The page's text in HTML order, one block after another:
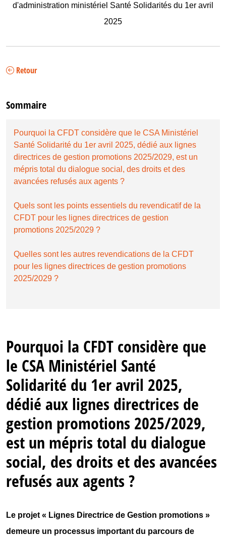
d'administration ministériel Santé Solidarités du 1er avril
2025
Retour
Sommaire
Pourquoi la CFDT considère que le CSA Ministériel
Santé Solidarité du 1er avril 2025, dédié aux lignes
directrices de gestion promotions 2025/2029, est un
mépris total du dialogue social, des droits et des
avancées refusés aux agents ?
Quels sont les points essentiels du revendicatif de la
CFDT pour les lignes directrices de gestion
promotions 2025/2029 ?
Quelles sont les autres revendications de la CFDT
pour les lignes directrices de gestion promotions
2025/2029 ?
Pourquoi la CFDT considère que
le CSA Ministériel Santé
Solidarité du 1er avril 2025,
dédié aux lignes directrices de
gestion promotions 2025/2029,
est un mépris total du dialogue
social, des droits et des avancées
refusés aux agents ?
Le projet « Lignes Directrice de Gestion promotions »
demeure un processus important du parcours de